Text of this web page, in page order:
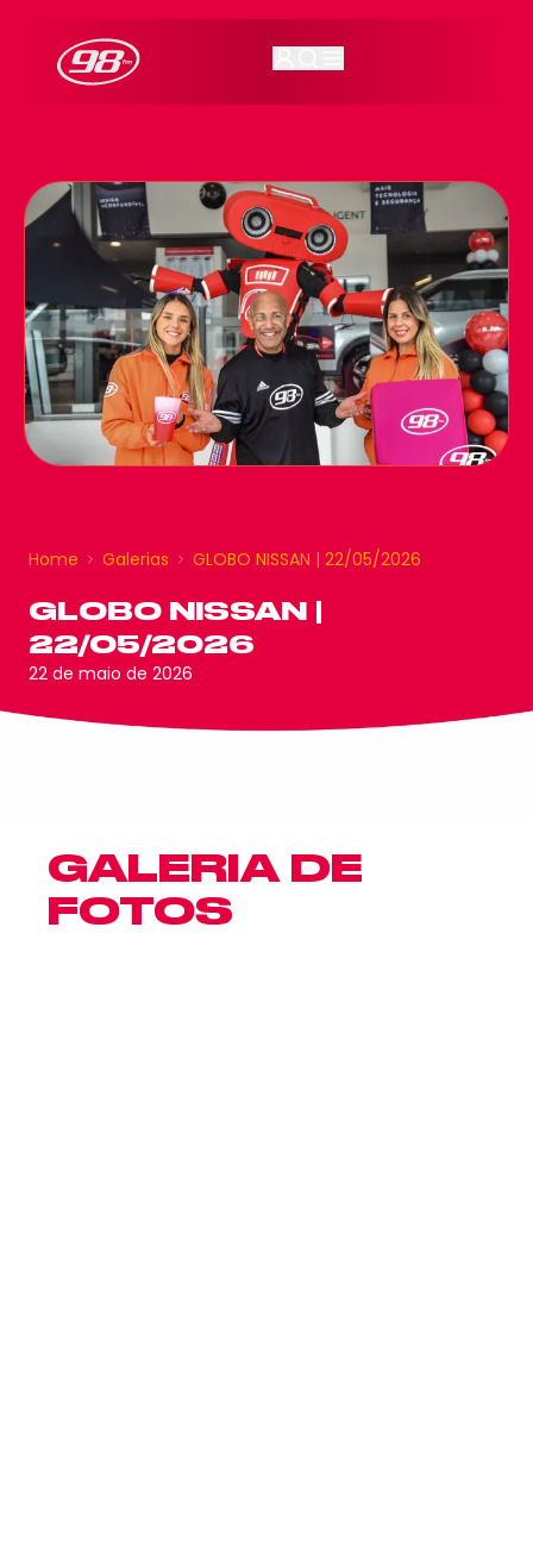
98FM Curitiba
Home Galerias GLOBO NISSAN | 22/05/2026
GLOBO NISSAN |
22/05/2026
22 de maio de 2026
GALERIA DE
FOTOS